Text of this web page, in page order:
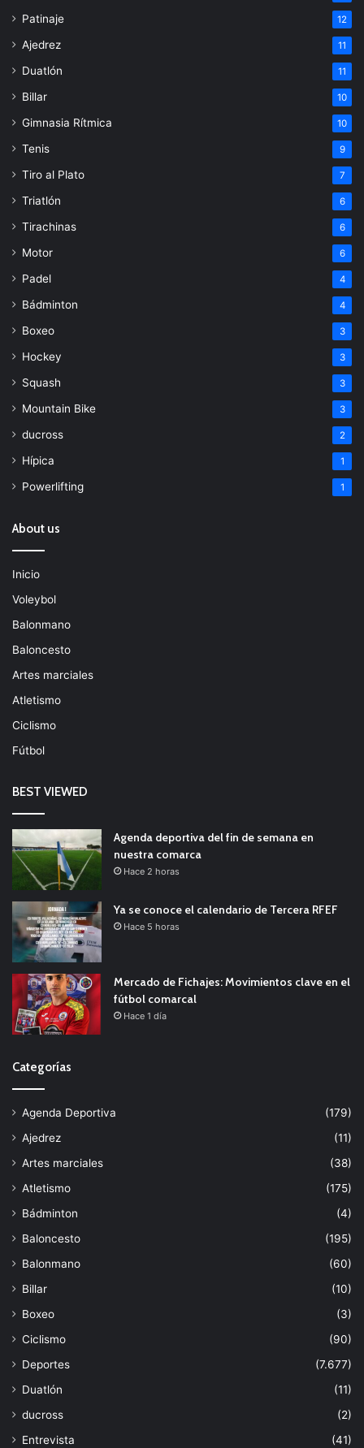
Patinaje 12
Ajedrez 11
Duatlón 11
Billar 10
Gimnasia Rítmica 10
Tenis 9
Tiro al Plato 7
Triatlón 6
Tirachinas 6
Motor 6
Padel 4
Bádminton 4
Boxeo 3
Hockey 3
Squash 3
Mountain Bike 3
ducross 2
Hípica 1
Powerlifting 1
About us
Inicio
Voleybol
Balonmano
Baloncesto
Artes marciales
Atletismo
Ciclismo
Fútbol
BEST VIEWED
Agenda deportiva del fin de semana en
nuestra comarca
Hace 2 horas
Ya se conoce el calendario de Tercera RFEF
Hace 5 horas
Mercado de Fichajes: Movimientos clave en el
fútbol comarcal
Hace 1 día
Categorías
Agenda Deportiva
(179)
Ajedrez
(11)
Artes marciales
(38)
Atletismo
(175)
Bádminton
(4)
Baloncesto
(195)
Balonmano
(60)
Billar
(10)
Boxeo
(3)
Ciclismo
(90)
Deportes
(7.677)
Duatlón
(11)
ducross
(2)
Entrevista
(41)